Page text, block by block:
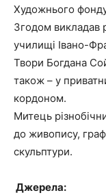
Художнього
Згодом викладав
училищі Івано-
Твори Богдана
також – у
кордоном.
Митець
до живопису,
скульптури.
Джерела: